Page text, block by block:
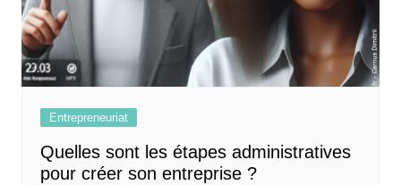
Entrepreneuriat
Quelles sont les étapes administratives
pour créer son entreprise ?